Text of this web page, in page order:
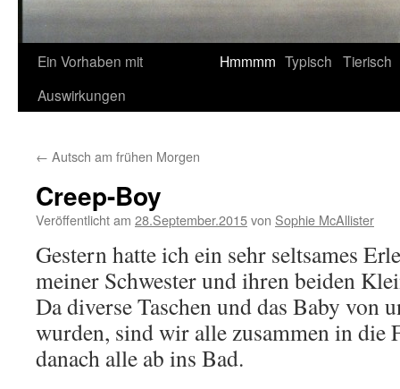
Ein Vorhaben mit
Auswirkungen
Hmmmm Typisch Tierisch
← Autsch am frühen Morgen
Creep-Boy
Veröffentlicht am 28.September.2015von Sophie McAllister
Gestern hatte ich ein sehr seltsames
meiner Schwester und ihren beiden
Da diverse Taschen und das Baby von
wurden, sind wir alle zusammen in die
danach alle ab ins Bad.